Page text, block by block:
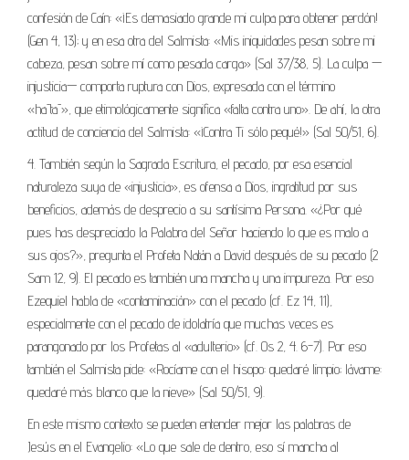
confesión de Caín: «¡Es demasiado grande mi culpa para obtener perdón!
(Gen 4, 13); y en esa otra del Salmista: «Mis iniquidades pesan sobre mi
cabeza, pesan sobre mí como pesada carga» (Sal 37/38, 5). La culpa —
injusticia— comporta ruptura con Dios, expresada con el término
«hātā», que etimológicamente significa «falta contra uno». De ahí, la otra
actitud de conciencia del Salmista: «¡Contra Ti sólo pequé!» (Sal 50/51, 6).
4. También según la Sagrada Escritura, el pecado, por esa esencial
naturaleza suya de «injusticia», es ofensa a Dios, ingratitud por sus
beneficios, además de desprecio a su santísima Persona. «¿Por qué
pues has despreciado la Palabra del Señor haciendo lo que es malo a
sus ojos?», pregunta el Profeta Natán a David después de su pecado (2
Sam 12, 9). El pecado es también una mancha y una impureza. Por eso
Ezequiel habla de «contaminación» con el pecado (cf. Ez 14, 11),
especialmente con el pecado de idolatría que muchas veces es
parangonado por los Profetas al «adulterio» (cf. Os 2, 4. 6-7). Por eso
también el Salmista pide: «Rocíame con el hisopo: quedaré limpio; lávame:
quedaré más blanco que la nieve» (Sal 50/51, 9).
En este mismo contexto se pueden entender mejor las palabras de
Jesús en el Evangelio: «Lo que sale de dentro, eso sí mancha al